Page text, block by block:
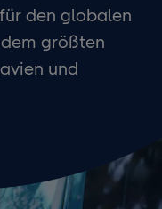
den globalen
größten
und